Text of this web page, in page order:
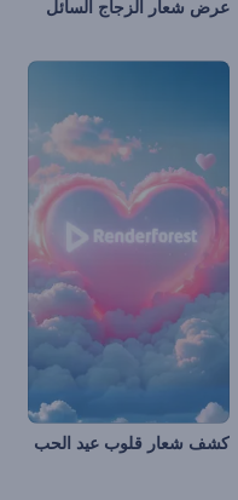
عرض شعار الزجاج السائل
كشف شعار قلوب عيد الحب